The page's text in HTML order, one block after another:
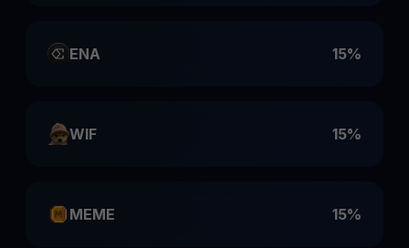
ENA 15%
WIF 15%
MEME 15%